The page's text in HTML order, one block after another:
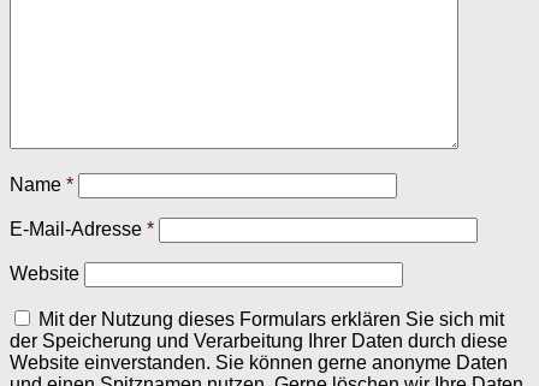
Name *
E-Mail-Adresse *
Website
Mit der Nutzung dieses Formulars erklären Sie sich mit
der Speicherung und Verarbeitung Ihrer Daten durch diese
Website einverstanden. Sie können gerne anonyme Daten